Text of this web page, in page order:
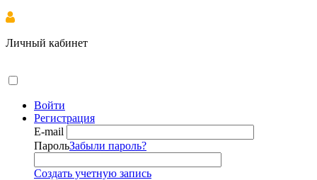
Личный кабинет
Войти
Регистрация
E-mail
ПарольЗабыли пароль?
Создать учетную запись